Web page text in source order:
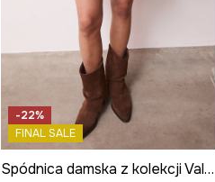
-22%
FINAL SALE
Spódnica damska z kolekcji Valentine’s Day